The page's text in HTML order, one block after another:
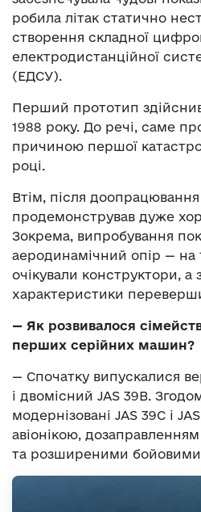
робила літак статично
створення складної
електродистанційної
(ЕДСУ).
Перший прототип
1988 року. До речі, саме
причиною першої
році.
Втім, після доопрацювання
продемонстрував дуже
Зокрема, випробування
аеродинамічний опір — на
очікували конструктори, а
характеристики
— Як розвивалося
перших серійних машин?
— Спочатку випускалися
і двомісний JAS 39B.
модернізовані JAS 39C і
авіонікою, дозаправленням
та розширеними